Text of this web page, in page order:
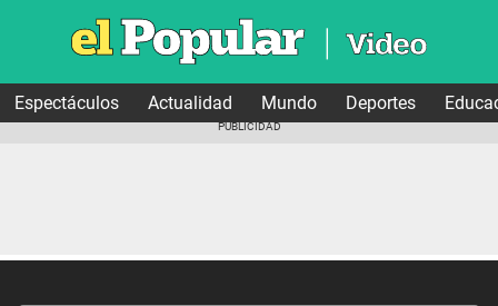
Espectáculos Actualidad Mundo Deportes